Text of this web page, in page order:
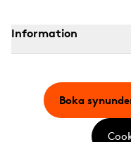
Information
Boka